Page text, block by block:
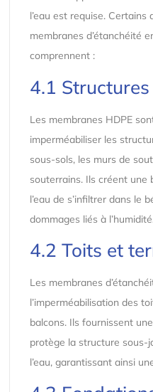
l’eau est requise.
membranes d’étanchéité
comprennent :
4.1
Les membranes HDPE
imperméabiliser les
sous-sols, les murs de
souterrains. Ils créent une
l’eau de s’infiltrer dans le
dommages liés à l’humidité.
4.2 Toits et
Les membranes
l’imperméabilisation des
balcons. Ils fournissent
protège la structure sous-
l’eau, garantissant ainsi